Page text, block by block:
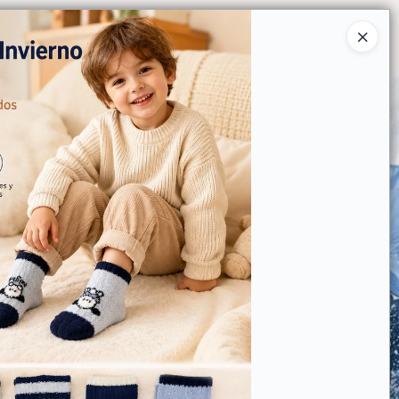
Ingresar a la Tienda
COMPRAR QUIÉNES SOMOS